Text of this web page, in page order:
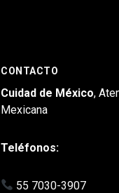
CONTACTO
Cuidad de México,
Mexicana
Teléfonos:
55 7030-3907